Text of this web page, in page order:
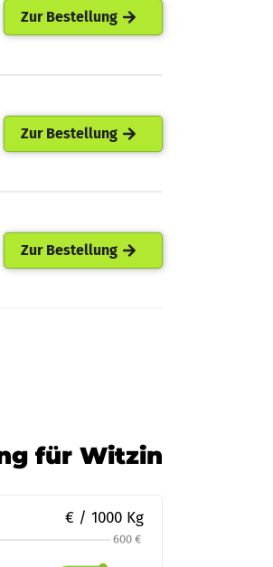
Zur Bestellung
Zur Bestellung
Zur Bestellung
für Witzin
€ / 1000 Kg